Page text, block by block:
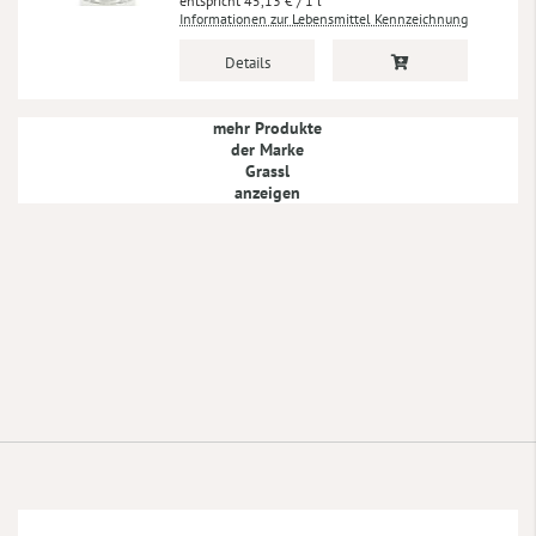
Informationen zur Lebensmittel Kennzeichnung
Details
mehr Produkte
der Marke
Grassl
anzeigen